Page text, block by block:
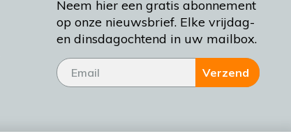
Neem hier een gratis abonnement
op onze nieuwsbrief. Elke vrijdag-
en dinsdagochtend in uw mailbox.
Verzend